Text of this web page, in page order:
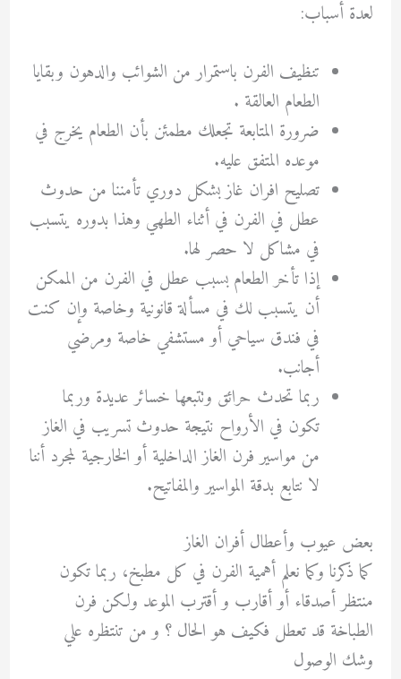
لعدة أسباب:
تنظيف الفرن باستمرار من الشوائب والدهون وبقايا
الطعام العالقة .
ضرورة المتابعة تجعلك مطمئن بأن الطعام يخرج في
موعده المتفق عليه.
تصليح افران غاز بشكل دوري تأمننا من حدوث
عطل في الفرن في أثناء الطهي وهذا بدوره يتسبب
في مشاكل لا حصر لها.
إذا تأخر الطعام بسبب عطل في الفرن من الممكن
أن يتسبب لك في مسألة قانونية وخاصة وإن كنت
في فندق سياحي أو مستشفي خاصة ومرضي
أجانب.
ربما تحدث حرائق وتتبعها خسائر عديدة وربما
تكون في الأرواح نتيجة حدوث تسريب في الغاز
من مواسير فرن الغاز الداخلية أو الخارجية لمجرد أننا
لا نتابع بدقة المواسير والمفاتيح.
بعض عيوب وأعطال أفران الغاز
كما ذكرنا وكما نعلم أهمية الفرن في كل مطبخ، ربما تكون
منتظر أصدقاء أو أقارب و أقترب الموعد ولكن فرن
الطباخة قد تعطل فكيف هو الحال ؟ و من تنتظره علي
وشك الوصول